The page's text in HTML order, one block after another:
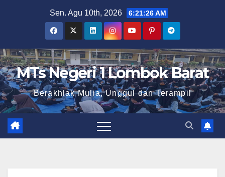
Sen. Agu 10th, 2026 6:21:27 AM
MTs Negeri 1 Lombok Barat
Berakhlak Mulia, Unggul dan Terampil